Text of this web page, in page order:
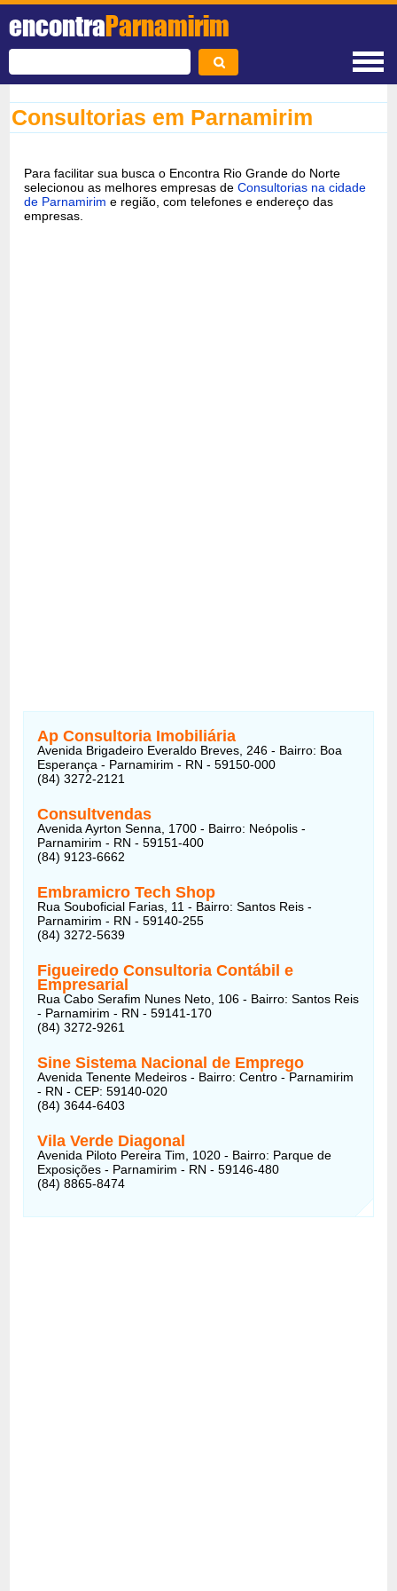
encontraParnamirim
Consultorias em Parnamirim
Para facilitar sua busca o Encontra Rio Grande do Norte
selecionou as melhores empresas deConsultorias na cidade
de Parnamirim e região, com telefones e endereço das
empresas.
Ap Consultoria Imobiliária
Avenida Brigadeiro Everaldo Breves, 246 - Bairro: Boa
Esperança - Parnamirim - RN - 59150-000
(84) 3272-2121
Consultvendas
Avenida Ayrton Senna, 1700 - Bairro: Neópolis -
Parnamirim - RN - 59151-400
(84) 9123-6662
Embramicro Tech Shop
Rua Souboficial Farias, 11 - Bairro: Santos Reis -
Parnamirim - RN - 59140-255
(84) 3272-5639
Figueiredo Consultoria Contábil e
Empresarial
Rua Cabo Serafim Nunes Neto, 106 - Bairro: Santos Reis
- Parnamirim - RN - 59141-170
(84) 3272-9261
Sine Sistema Nacional de Emprego
Avenida Tenente Medeiros - Bairro: Centro - Parnamirim
- RN - CEP: 59140-020
(84) 3644-6403
Vila Verde Diagonal
Avenida Piloto Pereira Tim, 1020 - Bairro: Parque de
Exposições - Parnamirim - RN - 59146-480
(84) 8865-8474